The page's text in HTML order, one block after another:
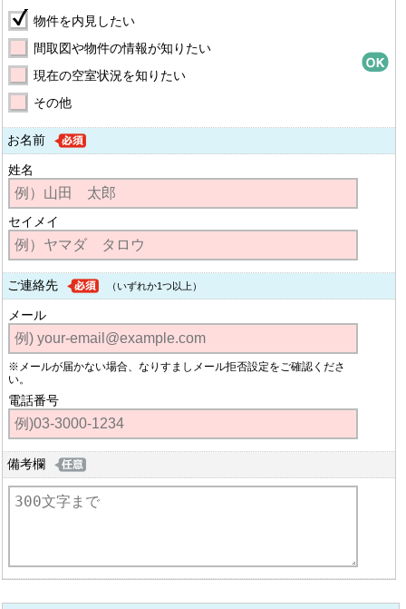
物件を内見したい
間取図や物件の情報が知りたい
現在の空室状況を知りたい
その他
お名前
姓名
セイメイ
ご連絡先 （いずれか1つ以上）
メール
※メールが届かない場合、なりすましメール拒否設定をご確認くださ
い。
電話番号
備考欄